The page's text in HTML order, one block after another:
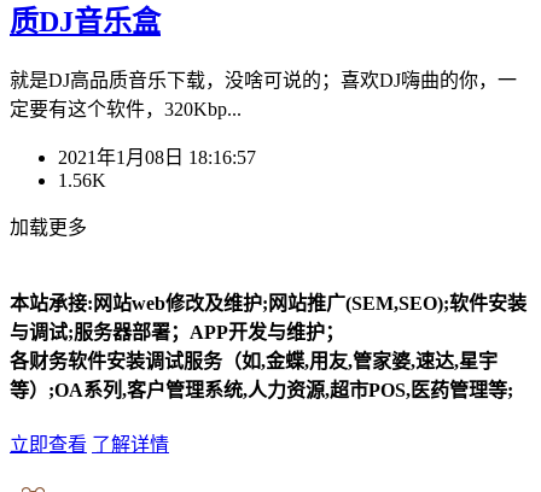
质DJ音乐盒
就是DJ高品质音乐下载，没啥可说的；喜欢DJ嗨曲的你，一
定要有这个软件，320Kbp...
2021年1月08日 18:16:57
1.56K
加载更多
本站承接:网站web修改及维护;网站推广(SEM,SEO);软件安装
与调试;服务器部署；APP开发与维护；
各财务软件安装调试服务（如,金蝶,用友,管家婆,速达,星宇
等）;OA系列,客户管理系统,人力资源,超市POS,医药管理等;
立即查看 了解详情